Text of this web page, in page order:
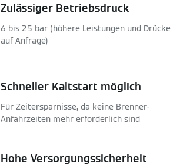
Zulässiger Betriebsdruck
6 bis 25 bar (höhere Leistungen und Drücke
auf Anfrage)
Schneller Kaltstart möglich
Für Zeitersparnisse, da keine Brenner-
Anfahrzeiten mehr erforderlich sind
Hohe Versorgungssicherheit